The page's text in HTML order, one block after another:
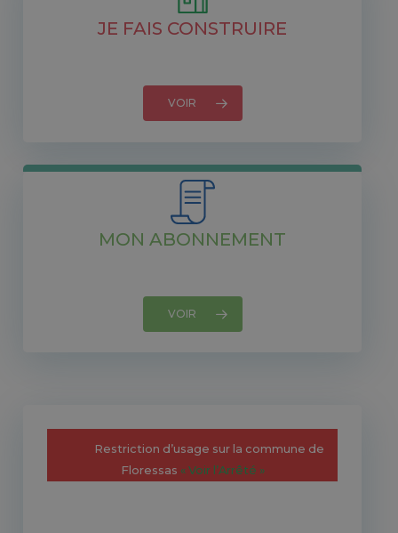
JE FAIS CONSTRUIRE
VOIR
MON ABONNEMENT
VOIR
Restriction d’usage sur la commune de
Floressas « Voir l’Arrêté »